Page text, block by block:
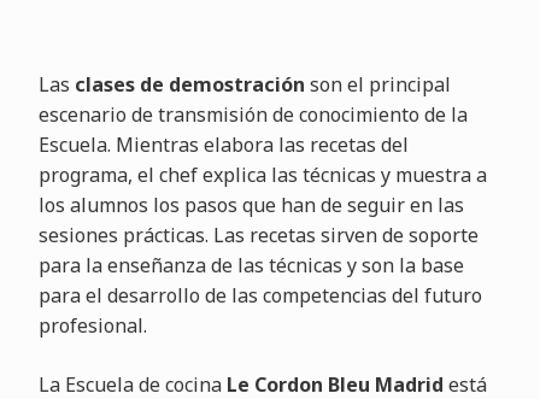
Las clases de demostración son el principal
escenario de transmisión de conocimiento de la
Escuela. Mientras elabora las recetas del
programa, el chef explica las técnicas y muestra a
los alumnos los pasos que han de seguir en las
sesiones prácticas. Las recetas sirven de soporte
para la enseñanza de las técnicas y son la base
para el desarrollo de las competencias del futuro
profesional.
La Escuela de cocinaLe Cordon Bleu Madrid está